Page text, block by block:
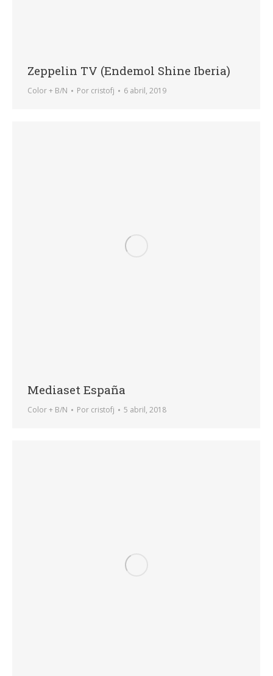
Zeppelin TV (Endemol Shine Iberia)
Color + B/N Por cristofj 6 abril, 2019
Mediaset España
Color + B/N Por cristofj 5 abril, 2018